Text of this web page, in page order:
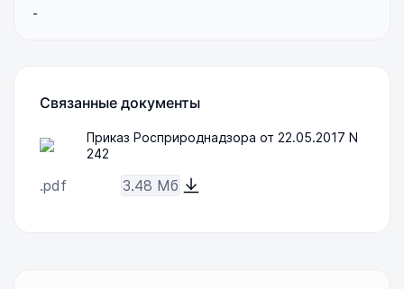
-
Связанные документы
Приказ Росприроднадзора от 22.05.2017 N
242
.pdf 3.48 Мб